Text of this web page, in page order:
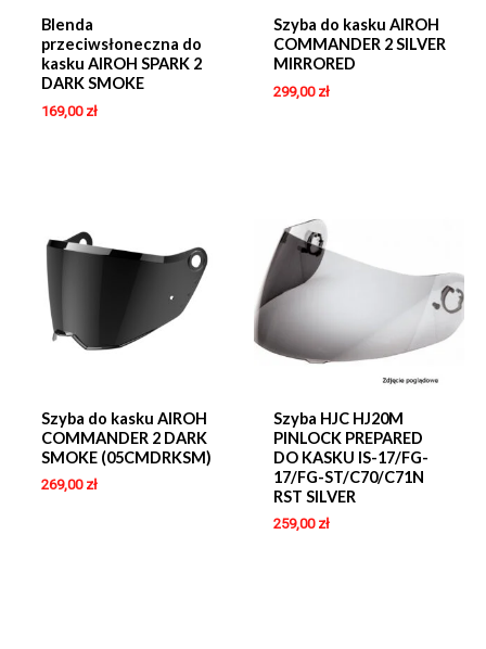
Blenda
przeciwsłoneczna do
kasku AIROH SPARK 2
DARK SMOKE
169,00 zł
Szyba do kasku AIROH
COMMANDER 2 SILVER
MIRRORED
299,00 zł
Szyba do kasku AIROH
COMMANDER 2 DARK
SMOKE (05CMDRKSM)
269,00 zł
Szyba HJC HJ20M
PINLOCK PREPARED
DO KASKU IS-17/FG-
17/FG-ST/C70/C71N
RST SILVER
259,00 zł